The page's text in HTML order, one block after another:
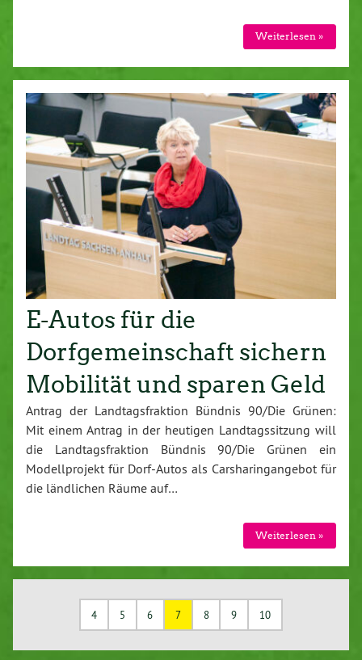
Weiterlesen »
E-Autos für die
Dorfgemeinschaft sichern
Mobilität und sparen Geld
Antrag der Landtagsfraktion Bündnis 90/Die Grünen:
Mit einem Antrag in der heutigen Landtagssitzung will
die Landtagsfraktion Bündnis 90/Die Grünen ein
Modellprojekt für Dorf-Autos als Carsharingangebot für
die ländlichen Räume auf…
Weiterlesen »
4 5 6 7 8 9 10